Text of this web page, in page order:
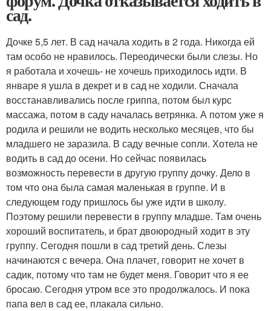
сад.
Дочке 5,5 лет. В сад начала ходить в 2 года. Никогда ей
там особо не нравилось. Переодически были слезы. Но
я работала и хочешь- не хочешь приходилось идти. В
январе я ушла в декрет и в сад не ходили. Сначала
восстанавливались после гриппа, потом был курс
массажа, потом в саду началась ветрянка. А потом уже я
родила и решили не водить несколько месяцев, что бы
младшего не заразила. В саду вечные сопли. Хотела не
водить в сад до осени. Но сейчас появилась
возможность перевести в другую группу дочку. Дело в
том что она была самая маленькая в группе. И в
следующем году пришлось бы уже идти в школу.
Поэтому решили перевести в группу младше. Там очень
хороший воспитатель, и брат двоюродный ходит в эту
группу. Сегодня пошли в сад третий день. Слезы
начинаются с вечера. Она плачет, говорит не хочет в
садик, потому что там не будет меня. Говорит что я ее
бросаю. Сегодня утром все это продолжалось. И пока
папа вел в сад ее, плакала сильно.